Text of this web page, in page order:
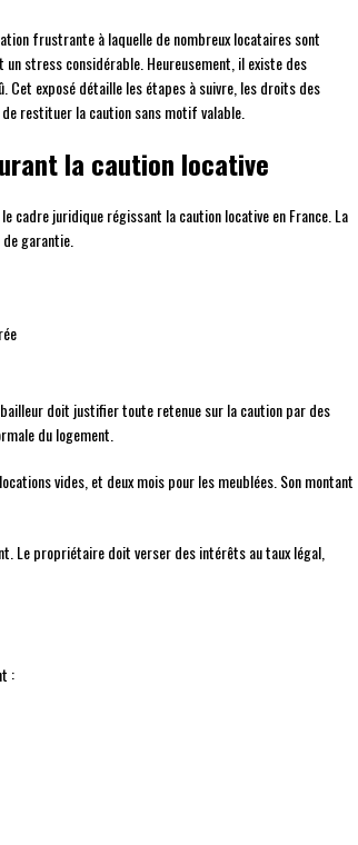
frustrante à laquelle de nombreux locataires sont
stress considérable. Heureusement, il existe des
exposé détaille les étapes à suivre, les droits des
restituer la caution sans motif valable.
la caution locative
cadre juridique régissant la caution locative en France. La
garantie.
doit justifier toute retenue sur la caution par des
du logement.
vides, et deux mois pour les meublées. Son montant
Le propriétaire doit verser des intérêts au taux légal,
: